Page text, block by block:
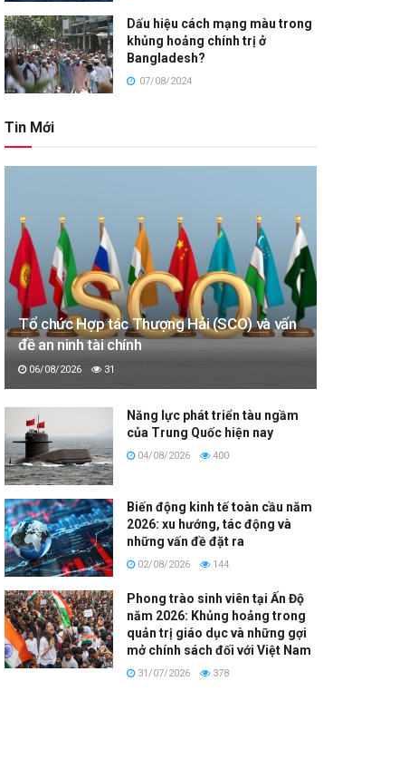
Dấu hiệu cách mạng màu trong
khủng hoảng chính trị ở
Bangladesh?
07/08/2024
Tin Mới
Tổ chức Hợp tác Thượng Hải (SCO) và vấn
đề an ninh tài chính
06/08/2026 31
Năng lực phát triển tàu ngầm
của Trung Quốc hiện nay
04/08/2026 400
Biến động kinh tế toàn cầu năm
2026: xu hướng, tác động và
những vấn đề đặt ra
02/08/2026 144
Phong trào sinh viên tại Ấn Độ
năm 2026: Khủng hoảng trong
quản trị giáo dục và những gợi
mở chính sách đối với Việt Nam
31/07/2026 378